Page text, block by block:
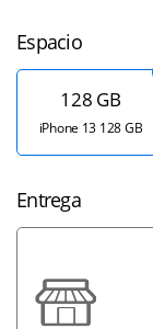
Espacio
128 GB
iPhone 13 128 GB
Entrega